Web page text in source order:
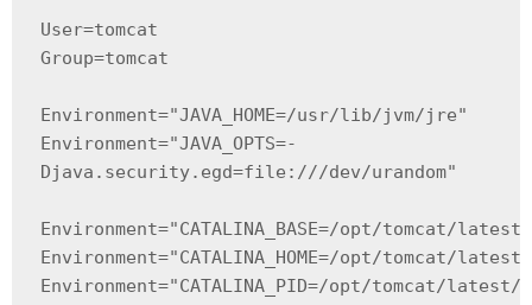
User=tomcat
Group=tomcat
Environment="JAVA_HOME=/usr/lib/jvm/jre"
Environment="JAVA_OPTS=-
Djava.security.egd=file:///dev/urandom"
Environment="CATALINA_BASE=/opt/tomcat/latest"
Environment="CATALINA_HOME=/opt/tomcat/latest"
Environment="CATALINA_PID=/opt/tomcat/